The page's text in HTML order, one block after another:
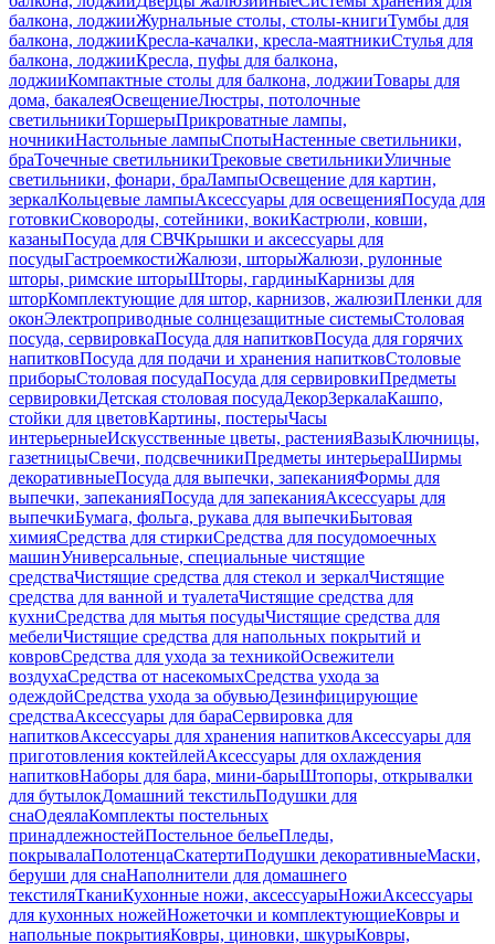
балкона, лоджииЖурнальные столы, столы-книгиТумбы для
балкона, лоджииКресла-качалки, кресла-маятникиСтулья для
балкона, лоджииКресла, пуфы для балкона,
лоджииКомпактные столы для балкона, лоджииТовары для
дома, бакалеяОсвещениеЛюстры, потолочные
светильникиТоршерыПрикроватные лампы,
ночникиНастольные лампыСпотыНастенные светильники,
браТочечные светильникиТрековые светильникиУличные
светильники, фонари, браЛампыОсвещение для картин,
зеркалКольцевые лампыАксессуары для освещенияПосуда для
готовкиСковороды, сотейники, вокиКастрюли, ковши,
казаныПосуда для СВЧКрышки и аксессуары для
посудыГастроемкостиЖалюзи, шторыЖалюзи, рулонные
шторы, римские шторыШторы, гардиныКарнизы для
шторКомплектующие для штор, карнизов, жалюзиПленки для
оконЭлектроприводные солнцезащитные системыСтоловая
посуда, сервировкаПосуда для напитковПосуда для горячих
напитковПосуда для подачи и хранения напитковСтоловые
приборыСтоловая посудаПосуда для сервировкиПредметы
сервировкиДетская столовая посудаДекорЗеркалаКашпо,
стойки для цветовКартины, постерыЧасы
интерьерныеИскусственные цветы, растенияВазыКлючницы,
газетницыСвечи, подсвечникиПредметы интерьераШирмы
декоративныеПосуда для выпечки, запеканияФормы для
выпечки, запеканияПосуда для запеканияАксессуары для
выпечкиБумага, фольга, рукава для выпечкиБытовая
химияСредства для стиркиСредства для посудомоечных
машинУниверсальные, специальные чистящие
средстваЧистящие средства для стекол и зеркалЧистящие
средства для ванной и туалетаЧистящие средства для
кухниСредства для мытья посудыЧистящие средства для
мебелиЧистящие средства для напольных покрытий и
ковровСредства для ухода за техникойОсвежители
воздухаСредства от насекомыхСредства ухода за
одеждойСредства ухода за обувьюДезинфицирующие
средстваАксессуары для бараСервировка для
напитковАксессуары для хранения напитковАксессуары для
приготовления коктейлейАксессуары для охлаждения
напитковНаборы для бара, мини-барыШтопоры, открывалки
для бутылокДомашний текстильПодушки для
снаОдеялаКомплекты постельных
принадлежностейПостельное бельеПледы,
покрывалаПолотенцаСкатертиПодушки декоративныеМаски,
беруши для снаНаполнители для домашнего
текстиляТканиКухонные ножи, аксессуарыНожиАксессуары
для кухонных ножейНожеточки и комплектующиеКовры и
напольные покрытияКовры, циновки, шкурыКовры,